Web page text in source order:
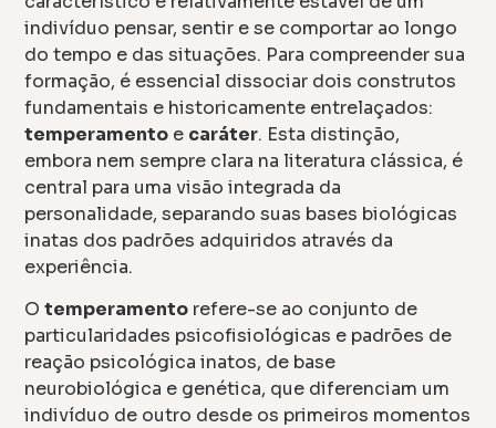
indivíduo pensar, sentir e se comportar ao longo
do tempo e das situações. Para compreender sua
formação, é essencial dissociar dois construtos
fundamentais e historicamente entrelaçados:
temperamento e caráter. Esta distinção,
embora nem sempre clara na literatura clássica, é
central para uma visão integrada da
personalidade, separando suas bases biológicas
inatas dos padrões adquiridos através da
experiência.
Otemperamento refere-se ao conjunto de
particularidades psicofisiológicas e padrões de
reação psicológica inatos, de base
neurobiológica e genética, que diferenciam um
indivíduo de outro desde os primeiros momentos